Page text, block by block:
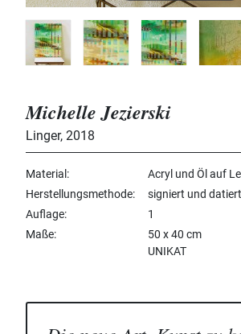
Michelle Jezierski
Linger, 2018
Material
Acryl und Öl auf
Herstellungsmethode
signiert und datiert
Auflage
1
Maße
50 x 40 cm
UNIKAT